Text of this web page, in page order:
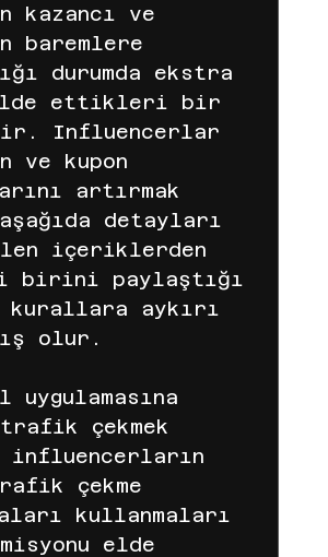
kazancı ve
durumda ekstra
ettikleri bir
Influencerlar
ve kupon
artırmak
detayları
içeriklerden
birini paylaştığı
kurallara aykırı
olur.
uygulamasına
çekmek
influencerların
çekme
kullanmaları
elde